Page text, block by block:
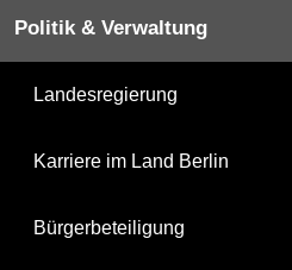
Politik & Verwaltung
Landesregierung
Karriere im Land Berlin
Bürgerbeteiligung